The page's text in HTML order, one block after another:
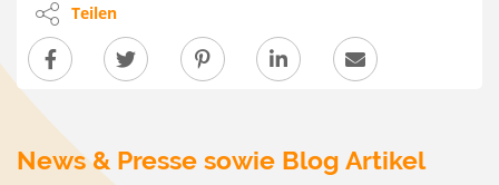
Teilen
News & Presse sowie Blog Artikel